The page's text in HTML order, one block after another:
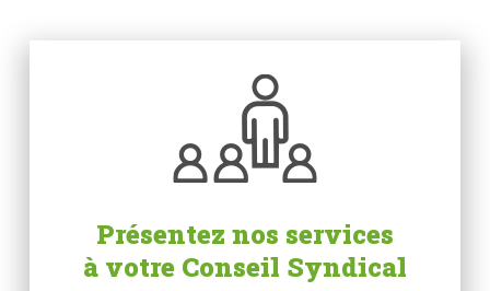
Présentez nos services
à votre Conseil Syndical